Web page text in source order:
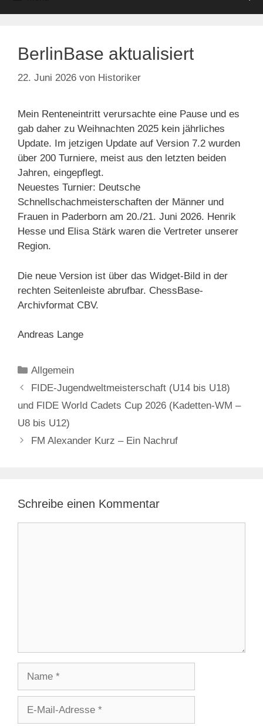
BerlinBase aktualisiert
22. Juni 2026 von Historiker
Mein Renteneintritt verursachte eine Pause und es
gab daher zu Weihnachten 2025 kein jährliches
Update. Im jetzigen Update auf Version 7.2 wurden
über 200 Turniere, meist aus den letzten beiden
Jahren, eingepflegt.
Neuestes Turnier: Deutsche
Schnellschachmeisterschaften der Männer und
Frauen in Paderborn am 20./21. Juni 2026. Henrik
Hesse und Elisa Stärk waren die Vertreter unserer
Region.
Die neue Version ist über das Widget-Bild in der
rechten Seitenleiste abrufbar. ChessBase-
Archivformat CBV.
Andreas Lange
Kategorien
Allgemein
FIDE-Jugendweltmeisterschaft (U14 bis U18)
und FIDE World Cadets Cup 2026 (Kadetten-WM –
U8 bis U12)
FM Alexander Kurz – Ein Nachruf
Schreibe einen Kommentar